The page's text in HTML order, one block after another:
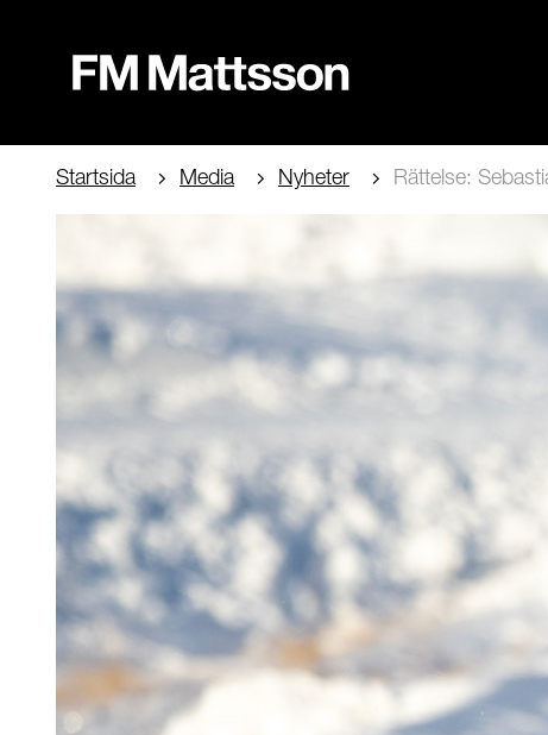
Startsida Media Nyheter Rättelse: